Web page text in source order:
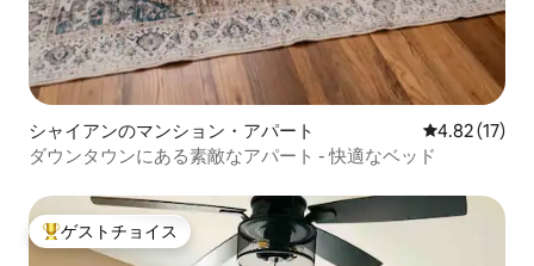
シャイアンのマンション・アパート レビュー17
4.82 (17)
ダウンタウンにある素敵なアパート - 快適なベッド
大好評のゲストチョイスです。
ゲストチョイス